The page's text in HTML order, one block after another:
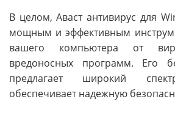
В целом, Аваст антивирус для
мощным и эффективным
вашего компьютера от
вредоносных программ. Его
предлагает широкий
обеспечивает надежную